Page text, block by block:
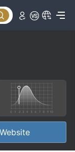
Potensi risiko tinggi
Website